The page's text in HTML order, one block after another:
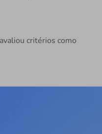
critérios como